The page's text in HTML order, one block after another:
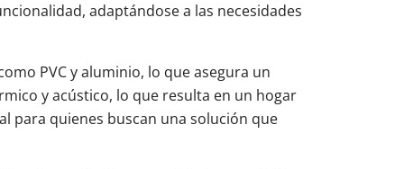
adaptándose a las necesidades
PVC y aluminio, lo que asegura un
y acústico, lo que resulta en un hogar
para quienes buscan una solución que